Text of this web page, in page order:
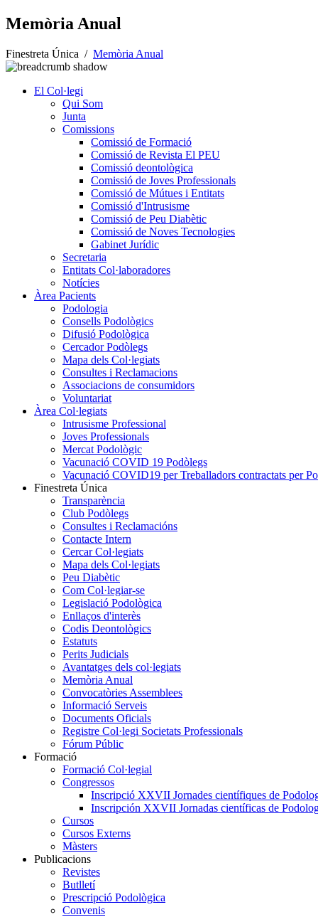
Memòria Anual
Finestreta Única / Memòria Anual
El Col·legi
Qui Som
Junta
Comissions
Comissió de Formació
Comissió de Revista El PEU
Comissió deontològica
Comissió de Joves Professionals
Comissió de Mútues i Entitats
Comissió d'Intrusisme
Comissió de Peu Diabètic
Comissió de Noves Tecnologies
Gabinet Jurídic
Secretaria
Entitats Col·laboradores
Notícies
Àrea Pacients
Podologia
Consells Podològics
Difusió Podològica
Cercador Podòlegs
Mapa dels Col·legiats
Consultes i Reclamacions
Associacions de consumidors
Voluntariat
Àrea Col·legiats
Intrusisme Professional
Joves Professionals
Mercat Podològic
Vacunació COVID 19 Podòlegs
Vacunació COVID19 per Treballadors contractats per
Finestreta Única
Transparència
Club Podòlegs
Consultes i Reclamacións
Contacte Intern
Cercar Col·legiats
Mapa dels Col·legiats
Peu Diabètic
Com Col·legiar-se
Legislació Podològica
Enllaços d'interès
Codis Deontològics
Estatuts
Perits Judicials
Avantatges dels col·legiats
Memòria Anual
Convocatòries Assemblees
Informació Serveis
Documents Oficials
Registre Col·legi Societats Professionals
Fórum Públic
Formació
Formació Col·legial
Congressos
Inscripció XXVII Jornades científiques de
Inscripción XXVII Jornadas científicas de
Cursos
Cursos Externs
Màsters
Publicacions
Revistes
Butlletí
Prescripció Podològica
Convenis